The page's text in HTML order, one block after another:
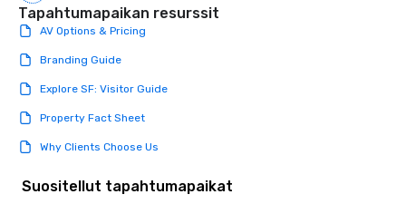
Tapahtumapaikan resurssit
AV Options & Pricing
Branding Guide
Explore SF: Visitor Guide
Property Fact Sheet
Why Clients Choose Us
Suositellut tapahtumapaikat